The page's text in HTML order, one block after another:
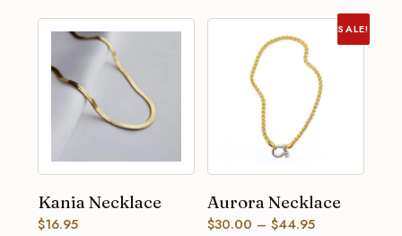
Kania Necklace
$16.95
SALE!
Aurora Necklace
$30.00 – $44.95